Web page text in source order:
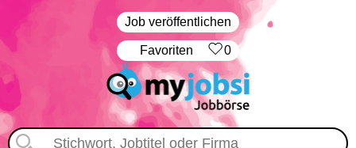
Job veröffentlichen
‏Favoriten 0